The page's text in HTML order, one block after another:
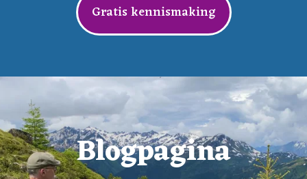
Gratis kennismaking
Blogpagina